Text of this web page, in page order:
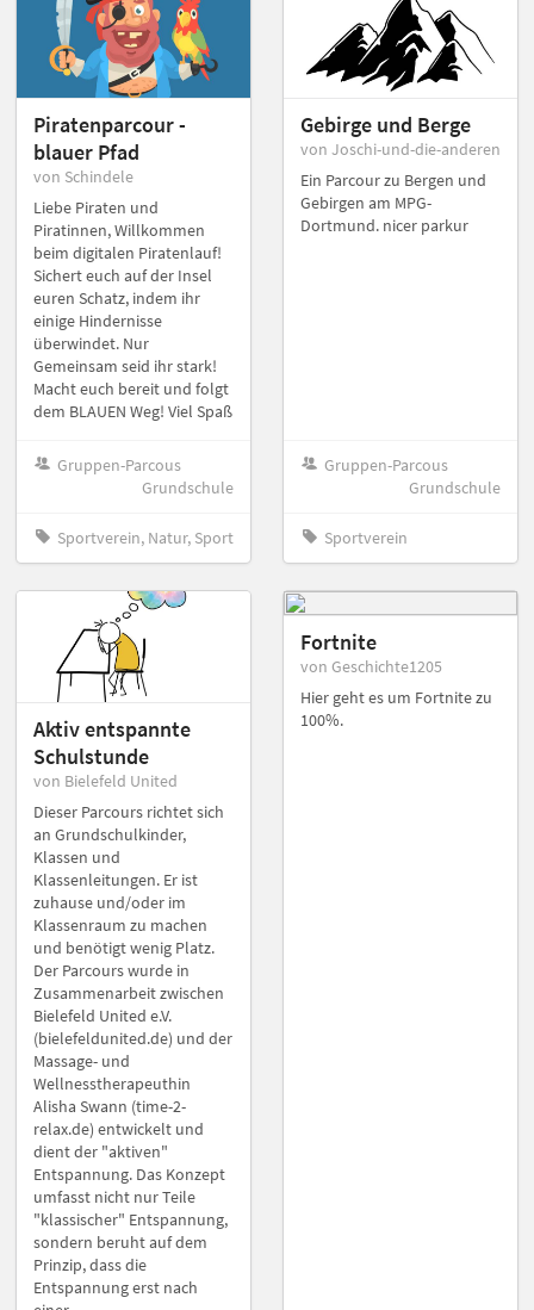
Piratenparcour -
blauer Pfad
von Schindele
Liebe Piraten und
Piratinnen, Willkommen
beim digitalen Piratenlauf!
Sichert euch auf der Insel
euren Schatz, indem ihr
einige Hindernisse
überwindet. Nur
Gemeinsam seid ihr stark!
Macht euch bereit und folgt
dem BLAUEN Weg! Viel Spaß
Gruppen-Parcous
Grundschule
Sportverein, Natur, Sport
Gebirge und Berge
von Joschi-und-die-anderen
Ein Parcour zu Bergen und
Gebirgen am MPG-
Dortmund. nicer parkur
Gruppen-Parcous
Grundschule
Sportverein
Aktiv entspannte
Schulstunde
von Bielefeld United
Dieser Parcours richtet sich
an Grundschulkinder,
Klassen und
Klassenleitungen. Er ist
zuhause und/oder im
Klassenraum zu machen
und benötigt wenig Platz.
Der Parcours wurde in
Zusammenarbeit zwischen
Bielefeld United e.V.
(bielefeldunited.de) und der
Massage- und
Wellnesstherapeuthin
Alisha Swann (time-2-
relax.de) entwickelt und
dient der "aktiven"
Entspannung. Das Konzept
umfasst nicht nur Teile
"klassischer" Entspannung,
sondern beruht auf dem
Prinzip, dass die
Entspannung erst nach
Fortnite
von Geschichte1205
Hier geht es um Fortnite zu
100%.